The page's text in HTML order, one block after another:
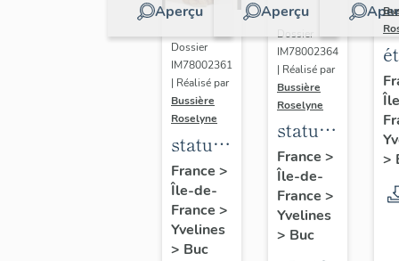
Aperçu
Dossier
IM78002361
| Réalisé par
Bussière
Roselyne
statue :
Vierge
à
l'Enfant
(n°2)
France >
Île-de-
France >
Yvelines
> Buc
Aperçu
Dossier
IM78002364
| Réalisé par
Bussière
Roselyne
statue :
Vierge
à
l'Enfant
(n°1)
France >
Île-de-
France >
Yvelines
> Buc
>